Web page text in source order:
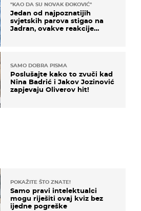
"KAO DA SU NOVAK ĐOKOVIĆ"
Jedan od najpoznatijih
svjetskih parova stigao na
Jadran, ovakve reakcije
SAMO DOBRA PISMA
Poslušajte kako to zvuči kad
Nina Badrić i Jakov Jozinović
zapjevaju Oliverov hit!
POKAŽITE ŠTO ZNATE!
Samo pravi intelektualci
mogu riješiti ovaj kviz bez
ijedne pogreške